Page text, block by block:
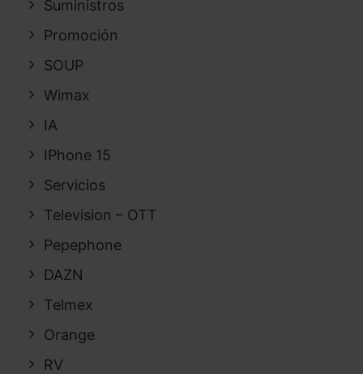
Suministros
Promoción
SOUP
Wimax
IA
IPhone 15
Servicios
Television – OTT
Pepephone
DAZN
Telmex
Orange
RV